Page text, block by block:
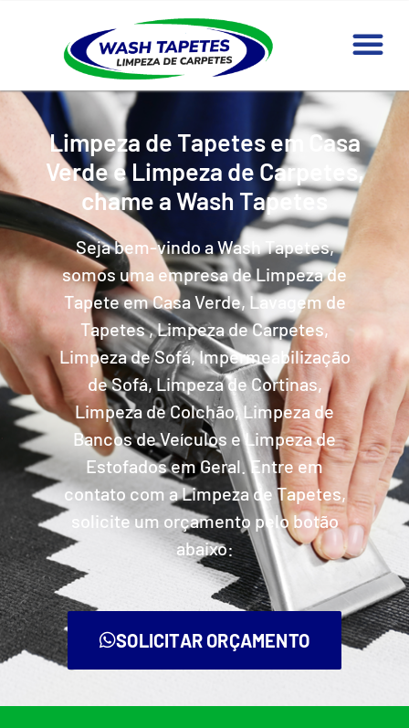
Limpeza de Tapetes em Casa
Verde e Limpeza de Carpetes,
chame a Wash Tapetes
Seja bem-vindo a Wash Tapetes,
somos uma empresa de Limpeza de
Tapete em Casa Verde, Lavagem de
Tapetes , Limpeza de Carpetes,
Limpeza de Sofá, Impermeabilização
de Sofá, Limpeza de Cortinas,
Limpeza de Colchão, Limpeza de
Bancos de Veículos e Limpeza de
Estofados em Geral. Entre em
contato com a Limpeza de Tapetes,
solicite um orçamento pelo botão
abaixo:
SOLICITAR ORÇAMENTO